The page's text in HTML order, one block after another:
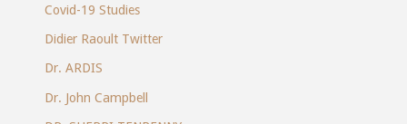
Covid-19 Studies
Didier Raoult Twitter
Dr. ARDIS
Dr. John Campbell